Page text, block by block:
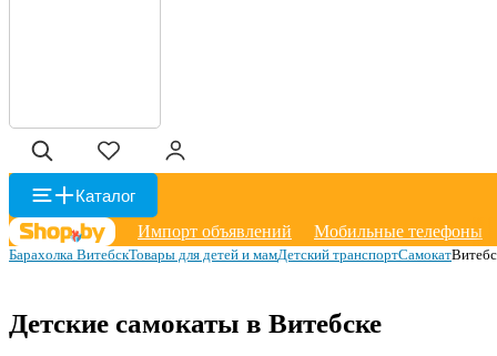
Каталог
Импорт объявлений
Мобильные телефоны
Барахолка ВитебскТовары для детей и мамДетский транспортСамокат
Детские самокаты в Витебске